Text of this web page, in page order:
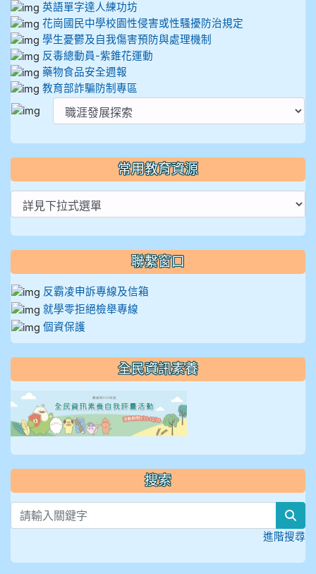
英語單字達人練功坊
花崗國民中學校園性侵害或性騷擾防治規定
學生憂鬱及自我傷害預防與處理機制
反毒總動員-紫錐花運動
藥物食品安全週報
教育部詐騙防制專區
常用教育資源
聯繫窗口
反霸凌申訴專線及信箱
就學零拒絕檢舉專線
個資保護
全民資訊素養
搜索
進階搜尋